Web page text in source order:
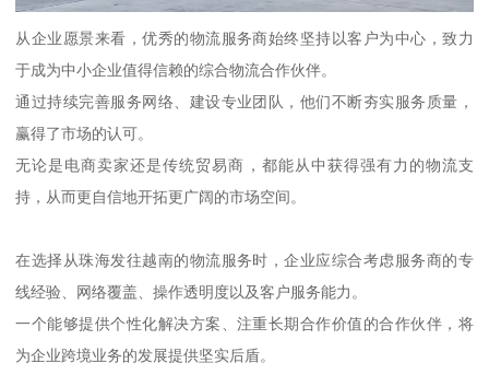
从企业愿景来看，优秀的物流服务商始终坚持以客户为中心，致力
于成为中小企业值得信赖的综合物流合作伙伴。
通过持续完善服务网络、建设专业团队，他们不断夯实服务质量，
赢得了市场的认可。
无论是电商卖家还是传统贸易商，都能从中获得强有力的物流支
持，从而更自信地开拓更广阔的市场空间。
在选择从珠海发往越南的物流服务时，企业应综合考虑服务商的专
线经验、网络覆盖、操作透明度以及客户服务能力。
一个能够提供个性化解决方案、注重长期合作价值的合作伙伴，将
为企业跨境业务的发展提供坚实后盾。